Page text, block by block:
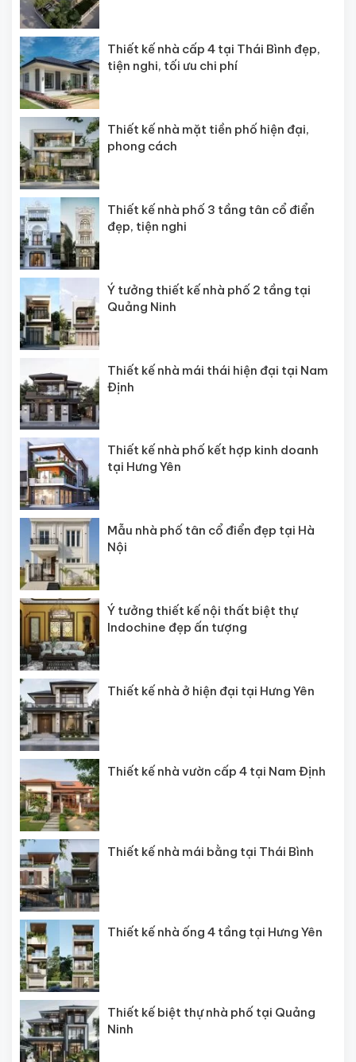
Thiết kế nhà cấp 4 tại Thái Bình đẹp,
tiện nghi, tối ưu chi phí
Thiết kế nhà mặt tiền phố hiện đại,
phong cách
Thiết kế nhà phố 3 tầng tân cổ điển
đẹp, tiện nghi
Ý tưởng thiết kế nhà phố 2 tầng tại
Quảng Ninh
Thiết kế nhà mái thái hiện đại tại Nam
Định
Thiết kế nhà phố kết hợp kinh doanh
tại Hưng Yên
Mẫu nhà phố tân cổ điển đẹp tại Hà
Nội
Ý tưởng thiết kế nội thất biệt thự
Indochine đẹp ấn tượng
Thiết kế nhà ở hiện đại tại Hưng Yên
Thiết kế nhà vườn cấp 4 tại Nam Định
Thiết kế nhà mái bằng tại Thái Bình
Thiết kế nhà ống 4 tầng tại Hưng Yên
Thiết kế biệt thự nhà phố tại Quảng
Ninh